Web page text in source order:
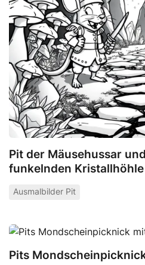
Pit der Mäusehussar
funkelnden Kristallhöhle
Ausmalbilder Pit
Pits